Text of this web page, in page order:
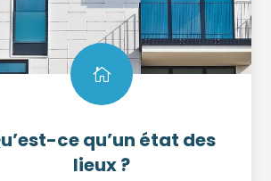

ce qu’un état des
lieux ?